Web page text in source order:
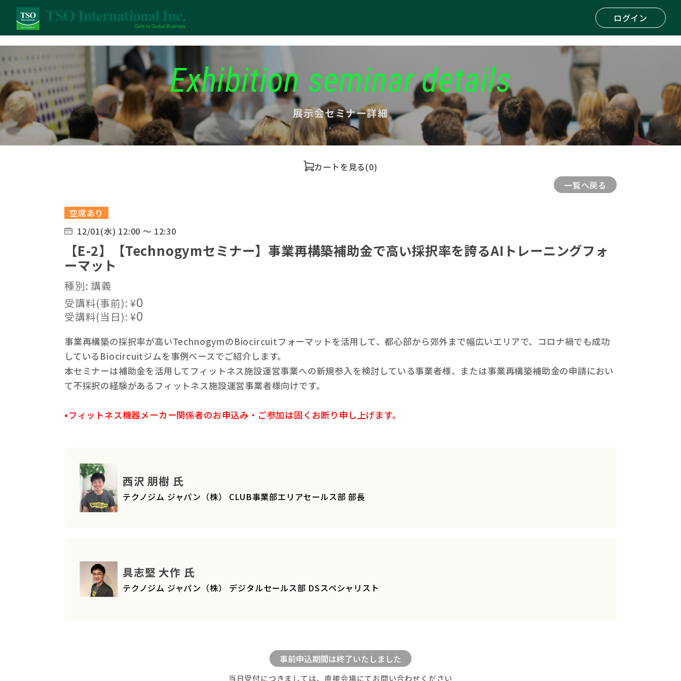
ログイン
Exhibition seminar details
展示会セミナー詳細
カートを見る(0)
一覧へ戻る
空席あり
12/01(水) 12:00 ～ 12:30
【E-2】【Technogymセミナー】事業再構築補助金で高い採択率を誇るAIトレーニングフォ
ーマット
種別: 講義
受講料(事前):¥0
受講料(当日):¥0
事業再構築の採択率が高いTechnogymのBiocircuitフォーマットを活用して、都心部から郊外まで幅広いエリアで、コロナ禍でも成功
しているBiocircuitジムを事例ベースでご紹介します。
本セミナーは補助金を活用してフィットネス施設運営事業への新規参入を検討している事業者様、または事業再構築補助金の申請におい
て不採択の経験があるフィットネス施設運営事業者様向けです。
•フィットネス機器メーカー関係者のお申込み・ご参加は固くお断り申し上げます。
西沢 朋樹 氏
テクノジム ジャパン（株） CLUB事業部エリアセールス部 部長
具志堅 大作 氏
テクノジム ジャパン（株） デジタルセールス部 DSスペシャリスト
当日受付につきましては、直接会場にてお問い合わせください